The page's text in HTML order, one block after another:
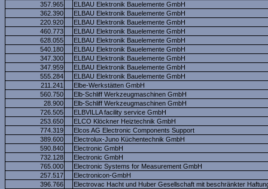
357.965
ELBAU Elektronik Bauelemente GmbH
362.390
ELBAU Elektronik Bauelemente GmbH
220.920
ELBAU Elektronik Bauelemente GmbH
460.773
ELBAU Elektronik Bauelemente GmbH
628.055
ELBAU Elektronik Bauelemente GmbH
540.180
ELBAU Elektronik Bauelemente GmbH
347.300
ELBAU Elektronik Bauelemente GmbH
347.959
ELBAU Elektronik Bauelemente GmbH
555.284
ELBAU Elektronik Bauelemente GmbH
211.241
Elbe-Werkstätten GmbH
560.750
Elb-Schliff Werkzeugmaschinen GmbH
28.900
Elb-Schliff Werkzeugmaschinen GmbH
726.505
ELBVILLA facility service GmbH
253.650
ELCO Klöckner Heiztechnik GmbH
774.319
Elcos AG Electronic Components Support
389.600
Electrolux-Juno Küchentechnik GmbH
590.840
Electronic GmbH
732.128
Electronic GmbH
765.000
Electronic Systems for Measurement GmbH
257.517
Electronicon-GmbH
396.766
Electrovac Hacht und Huber Gesellschaft mit beschränkter